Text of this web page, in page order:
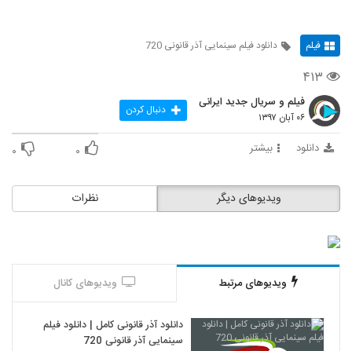
فیلم دانلود فیلم سینمایی آذر قانونی 720
۴۱۳
فیلم و سریال جدید ایرانی
۰۶ آبان ۱۳۹۷ دنبال کردن
دانلود بیشتر ۰ ۰
نظرات ویدیوهای دیگر
ویدیوهای مرتبط ویدیوهای کانال
دانلود آذر قانونی کامل | دانلود فیلم
سینمایی آذر قانونی 720